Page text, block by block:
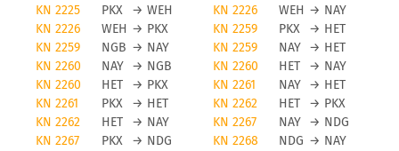
KN 2225
PKX → WEH KN 2226 WEH → NAY
KN 2226
WEH → PKX KN 2259 PKX → HET
KN 2259
NGB → NAY KN 2259 NAY → HET
KN 2260
NAY → NGB KN 2260 HET → NAY
KN 2260
HET → PKX KN 2261 NAY → HET
KN 2261
PKX → HET KN 2262 HET → PKX
KN 2262
HET → NAY KN 2267 NAY → NDG
KN 2267
PKX → NDG KN 2268 NDG → NAY